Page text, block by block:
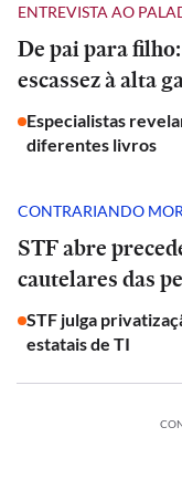
ENTREVISTA AO
De pai para
escassez à alta
Especialistas
diferentes livros
CONTRARIANDO
STF abre
cautelares das
STF julga
estatais de TI